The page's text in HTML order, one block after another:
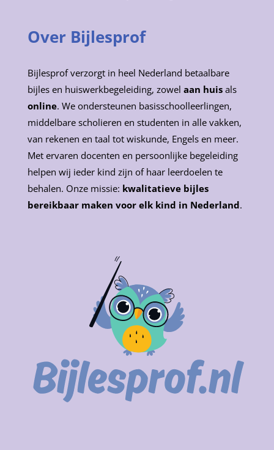
Over Bijlesprof
Bijlesprof verzorgt in heel Nederland betaalbare
bijles en huiswerkbegeleiding, zowel aan huisals
online. We ondersteunen basisschoolleerlingen,
middelbare scholieren en studenten in alle vakken,
van rekenen en taal tot wiskunde, Engels en meer.
Met ervaren docenten en persoonlijke begeleiding
helpen wij ieder kind zijn of haar leerdoelen te
behalen. Onze missie: kwalitatieve bijles
bereikbaar maken voor elk kind in Nederland.